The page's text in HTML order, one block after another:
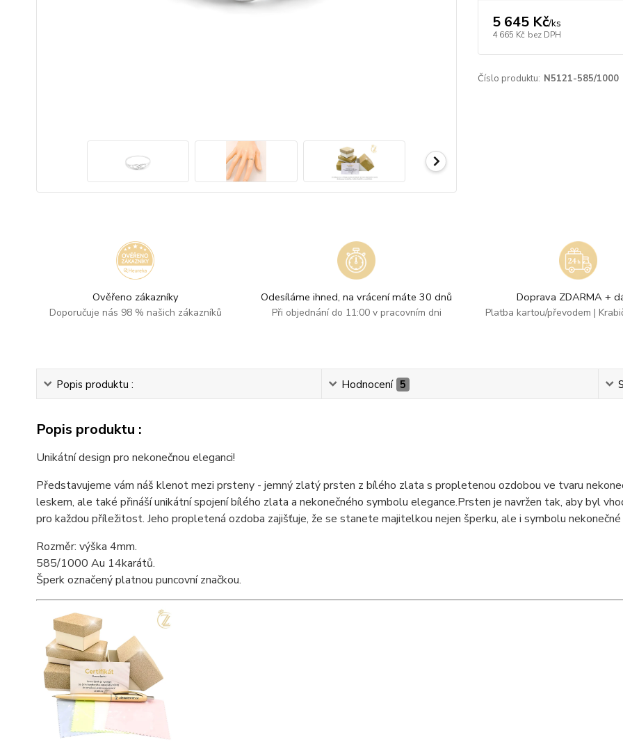
5 645 Kč/ks
4 665 Kč bez DPH
Číslo produktu: N5121-585/1000
Ověřeno zákazníky
Doporučuje nás 98 % našich zákazníků
Odesíláme ihned, na vrácení máte 30 dnů
Při objednání do 11:00 v pracovním dni
Doprava ZDARMA +
Platba kartou/převodem |
Popis produktu : Hodnocení 5
Popis produktu :
Unikátní design pro nekonečnou eleganci!
Představujeme vám náš klenot mezi prsteny - jemný zlatý prsten z bílého zlata s propletenou ozdobou ve tvaru
leskem, ale také přináší unikátní spojení bílého zlata a nekonečného symbolu elegance.Prsten je navržen tak, aby byl
pro každou příležitost. Jeho propletená ozdoba zajišťuje, že se stanete majitelkou nejen šperku, ale i symbolu nekonečné
Rozměr: výška 4mm.
585/1000 Au 14karátů.
Šperk označený platnou puncovní značkou.